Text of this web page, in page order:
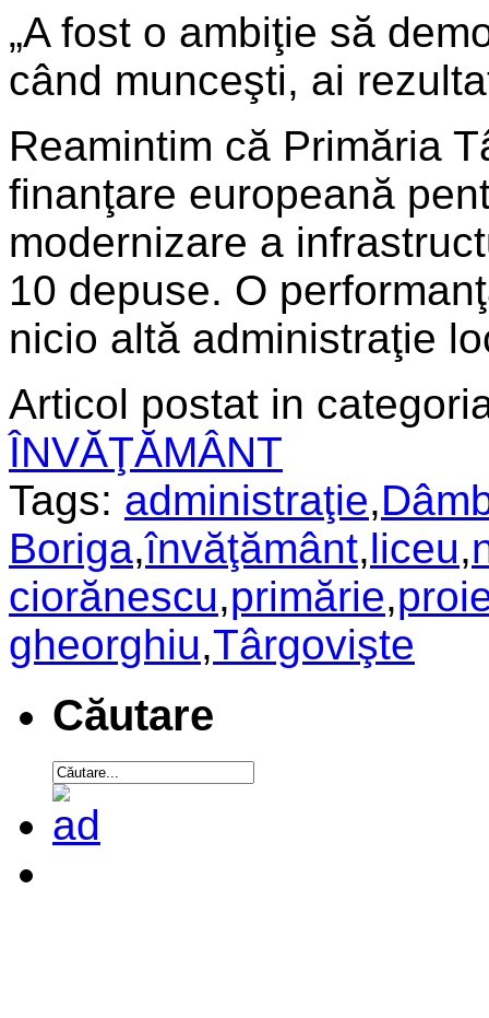
„A fost o ambiţie să
când munceşti, ai
Reamintim că Primăria
finanţare europeană
modernizare a
10 depuse. O
nicio altă administraţie
Articol postat in
ÎNVĂŢĂMÂNT
Tags: administraţie,
Boriga,învăţământ,liceu,
ciorănescu,primărie,
gheorghiu,Târgovişte
Căutare